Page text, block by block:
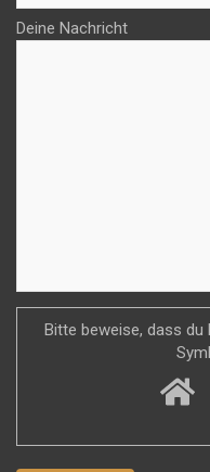
Deine Nachricht
Bitte beweise, dass